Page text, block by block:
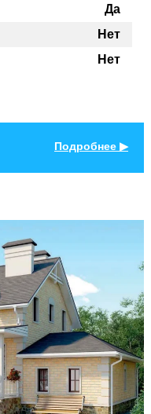
Да
Нет
Нет
Подробнее ▶